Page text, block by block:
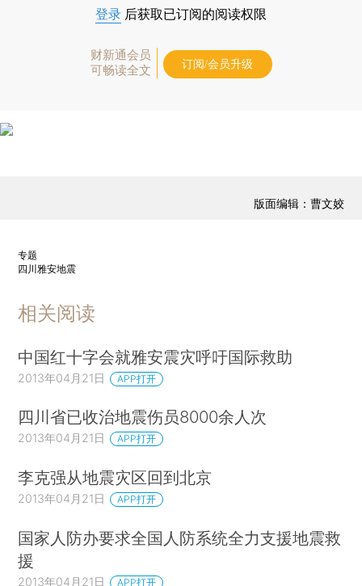
登录 后获取已订阅的阅读权限
财新通会员
可畅读全文
订阅/会员升级
版面编辑：曹文姣
专题
四川雅安地震
相关阅读
中国红十字会就雅安震灾呼吁国际救助
2013年04月21日 APP打开
四川省已收治地震伤员8000余人次
2013年04月21日 APP打开
李克强从地震灾区回到北京
2013年04月21日 APP打开
国家人防办要求全国人防系统全力支援地震救
援
2013年04月21日 APP打开